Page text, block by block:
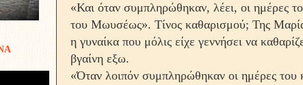
«Και όταν συμπληρώθηκαν, λέει, οι ημέρες
του Μωυσέως». Τίνος καθαρισμού; Της
η γυναίκα που μόλις είχε γεννήσει να
βγαίνη εξω.
«Όταν λοιπόν συμπληρώθηκαν οι ημέρες